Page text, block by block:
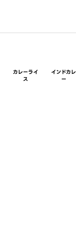
カレーライ
ス
インドカレ
ー